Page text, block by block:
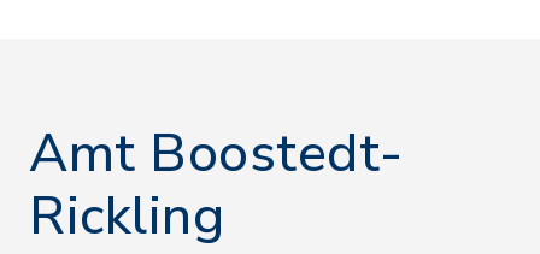
Amt Boostedt-
Rickling